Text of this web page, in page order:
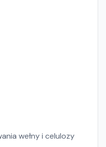
wełny i celulozy